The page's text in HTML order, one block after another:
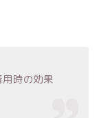
時の効果